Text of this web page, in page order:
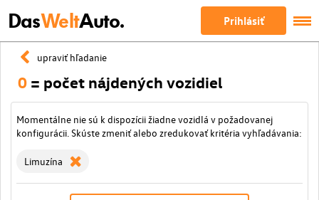
DasWeltAuto. Prihlásiť
upraviť hľadanie
0 = počet nájdených vozidiel
Momentálne nie sú k dispozícii žiadne vozidlá v požadovanej
konfigurácii. Skúste zmeniť alebo zredukovať kritéria vyhľadávania:
Limuzína